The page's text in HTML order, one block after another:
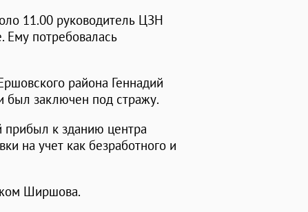
11.00 руководитель ЦЗН
Ему потребовалась
района Геннадий
был заключен под стражу.
прибыл к зданию центра
на учет как безработного и
Ширшова.